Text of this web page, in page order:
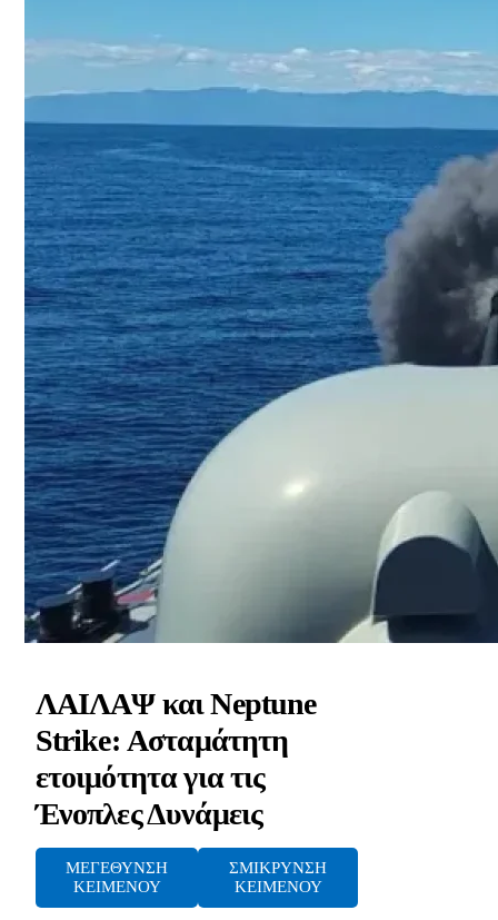
ΛΑΙΛΑΨ και Neptune
Strike: Ασταμάτητη
ετοιμότητα για τις
Ένοπλες Δυνάμεις
ΜΕΓΕΘΥΝΣΗ
ΚΕΙΜΕΝΟΥ
ΣΜΙΚΡΥΝΣΗ
ΚΕΙΜΕΝΟΥ